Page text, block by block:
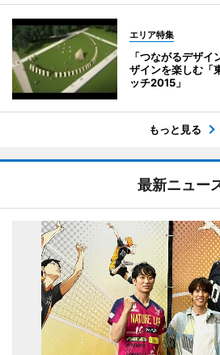
エリア特集
「つながるデザ
ザインを楽しむ「
ッチ2015」
もっと見る
最新ニュー